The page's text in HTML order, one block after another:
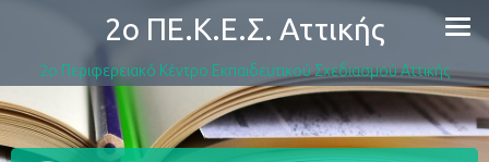
2ο ΠΕ.Κ.Ε.Σ. Αττικής
2ο Περιφερειακό Κέντρο Εκπαιδευτικού Σχεδιασμού Αττικής